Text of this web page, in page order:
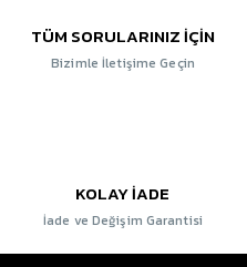
TÜM SORULARINIZ İÇİN
Bizimle İletişime Geçin
KOLAY İADE
İade ve Değişim Garantisi